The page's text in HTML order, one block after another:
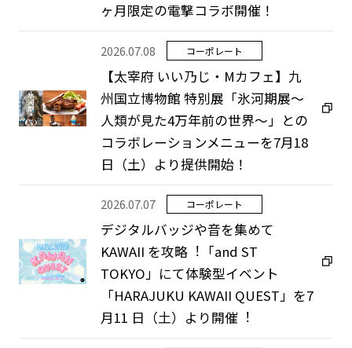
ヶ月限定の電撃コラボ開催！
【太宰府 いい乃じ・Mカフェ】九
州国立博物館 特別展「氷河期展～
人類が見た4万年前の世界～」との
コラボレーションメニューを7月18
日（土）より提供開始！
2026.07.08 コーポレート
デジタルバッジや⾳を集めて
KAWAII を攻略︕「and ST
TOKYO」にて体験型イベント
「HARAJUKU KAWAII QUEST」を7
⽉11 ⽇（⼟）より開催︕
2026.07.07 コーポレート